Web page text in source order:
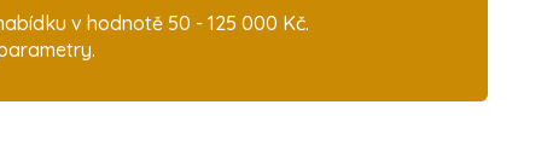
v hodnotě 50 - 125 000 Kč.